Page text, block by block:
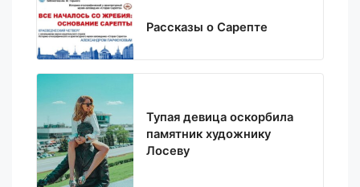
Рассказы о Сарепте
Тупая девица оскорбила
памятник художнику
Лосеву